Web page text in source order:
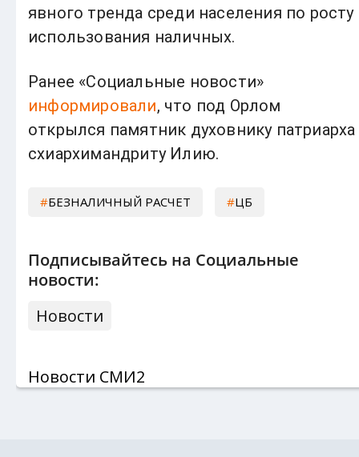
явного тренда среди населения по росту
использования наличных.
Ранее «Социальные новости»
информировали, что под Орлом
открылся памятник духовнику патриарха
схиархимандриту Илию.
БЕЗНАЛИЧНЫЙ РАСЧЕТ ЦБ
Подписывайтесь на Социальные
новости:
Новости
Новости СМИ2